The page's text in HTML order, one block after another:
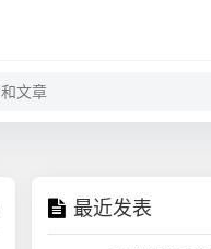
最近发表